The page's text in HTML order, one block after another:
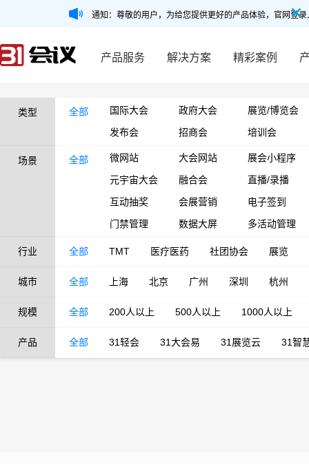
通知：尊敬的用户，为给您提供更好的产品体验，官网登
产品服务 解决方案 精彩案例
类型 全部 国际大会 政府大会
展览/博览会
发布会
招商会 培训会
场景 全部 微网站 大会网站
展会小程序
元宇宙大会
融合会
直播/录播
互动抽奖
会展营销
电子签到
门禁管理
数据大屏 多活动管理
行业 全部 TMT 医疗医药 社团协会 展览
城市 全部 上海 北京 广州 深圳 杭州
规模 全部 200人以上 500人以上 1000人以上
产品 全部 31轻会 31大会易 31展览云 31智